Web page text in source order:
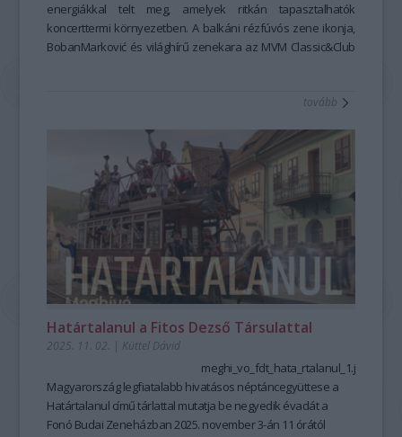
energiákkal telt meg, amelyek ritkán tapasztalhatók
koncerttermi környezetben. A balkáni rézfúvós zene ikonja,
BobanMarković és világhírű zenekara az MVM Classic&Club
balkáni örömzene egész kontinenseket hódít meg. Ezúttal
szaxofonművész, Oláh Kálmán Jr. csatlakozott hozzájuk, új
árnyalatokkal gazdagítva az amúgy is sodró hangzásvilágot.
tovább
Határtalanul a Fitos Dezső Társulattal
2025. 11. 02. | Küttel Dávid
meghi_vo_fdt_hata_rtalanul_1.jpg
Magyarország legfiatalabb hivatásos néptáncegyüttese a
Határtalanul című tárlattal mutatja be negyedik évadáta
Fonó Budai Zeneházban2025. november 3-án 11 órától